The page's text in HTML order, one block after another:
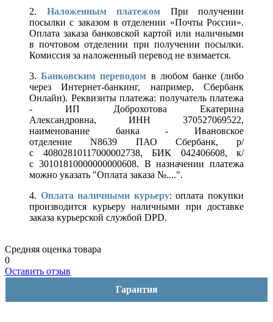
2. Наложенным платежом При получении
посылки с заказом в отделении «Почты России».
Оплата заказа банковской картой или наличными
в почтовом отделении при получении посылки.
Комиссия за наложенный перевод не взимается.
3.Банковским переводом в любом банке (либо
через Интернет-банкинг, например, Сбербанк
Онлайн). Реквизиты платежа: получатель платежа
- ИП Доброхотова Екатерина
Александровна, ИНН 370527069522,
наименование банка - Ивановское
отделение N8639 ПАО Сбербанк, р/
с 40802810117000002738, БИК 042406608, к/
с 30101810000000000608. В назначении платежа
можно указать "Оплата заказа №....".
4. Оплата наличными курьеру: оплата покупки
производится курьеру наличными при доставке
заказа курьерской службой DPD.
Средняя оценка товара
0
Оставить отзыв
Гарантия